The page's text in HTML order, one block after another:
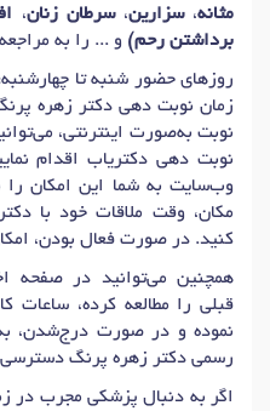
تبخال ناحیه تناسلی در مشهد
دکترزگیل تناسلی زناندر مشهد
دکتر سندرم قبل از قاعدگی (PMS)
دکترسکس تراپیستدر مشهد
دکتر اختلال عملکرد جنسیدر مشهد
دکتر کم خونی (آنمی) در مشهد
دکتر بیماری مقاربتی (STD) در مشهد
مثانه،سزارین،سرطان زنان،
برداشتن رحم) و ... را به
زمان نوبت دهی دکتر زهره
نوبت به‌صورت اینترنتی،
نوبت دهی دکتریاب اقدام
وب‌سایت به شما این امکان
مکان، وقت ملاقات خود با
کنید. در صورت فعال بودن،
همچنین می‌توانید در صفحه
قبلی را مطالعه کرده، ساعات
نموده و در صورت درج‌شدن،
رسمی دکتر زهره پرنگ دسترسی
اگر به دنبال پزشکی مجرب در